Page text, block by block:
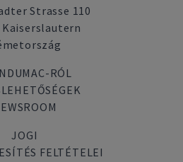
Strasse 110
Kaiserslautern
RÓL
JOGI
FELTÉTELEI